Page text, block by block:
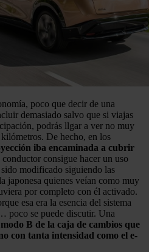
poco que decir de una
demasiado salvo que si viajas
podrás llgar a ver no muy
De hecho, en los
iba encaminada a cubrir
conductor consigue hacer un uso
modificado siguiendo las
japonesa quienes veían como muy
por completo con él activado.
esa era la esencia del sistema
poco se puede discutir. Una
modo B de la caja de cambios que
con tanta intensidad como el e-